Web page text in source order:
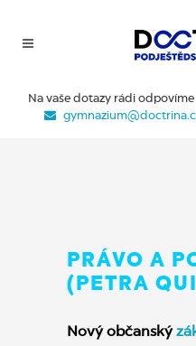
Na vaše dotazy rádi odpovíme
PRÁVO A
(PETRA
Nový občanský